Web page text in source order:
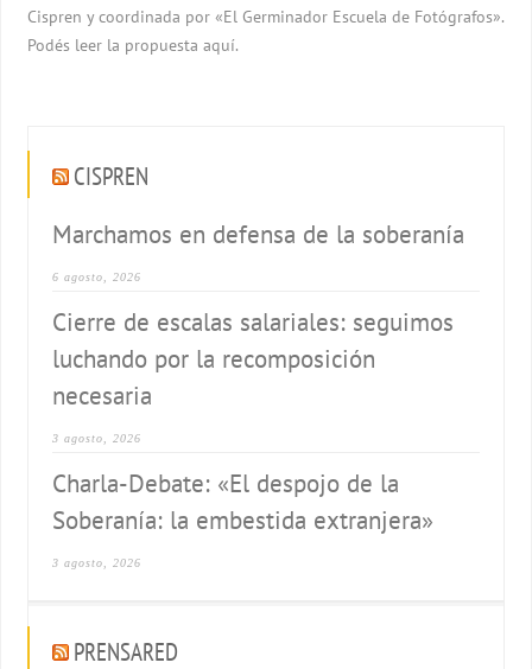
Cispren y coordinada por «El Germinador Escuela de Fotógrafos».
Podés leer la propuesta aquí.
CISPREN
Marchamos en defensa de la soberanía
6 agosto, 2026
Cierre de escalas salariales: seguimos
luchando por la recomposición
necesaria
3 agosto, 2026
Charla-Debate: «El despojo de la
Soberanía: la embestida extranjera»
3 agosto, 2026
PRENSARED